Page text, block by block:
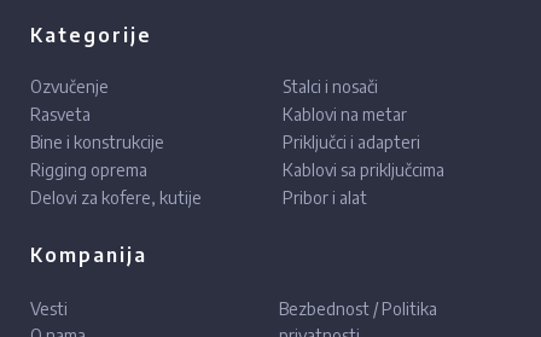
Kategorije
Ozvučenje
Rasveta
Bine i konstrukcije
Rigging oprema
Delovi za kofere, kutije
Stalci i nosači
Kablovi na metar
Priključci i adapteri
Kablovi sa priključcima
Pribor i alat
Kompanija
Vesti
Bezbednost / Politika